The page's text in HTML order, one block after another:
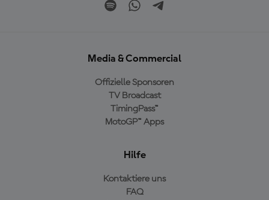
Media & Commercial
Offizielle Sponsoren
TV Broadcast
TimingPass™
MotoGP™ Apps
Hilfe
Kontaktiere uns
FAQ